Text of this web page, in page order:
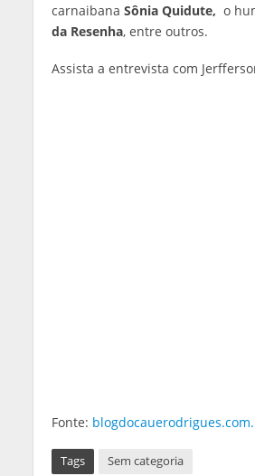
carnaibana Sônia Quidute, o
da Resenha, entre outros.
Assista a entrevista com
Fonte:
Tags Sem categoria